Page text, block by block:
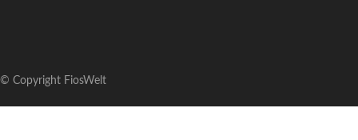
© Copyright FiosWelt